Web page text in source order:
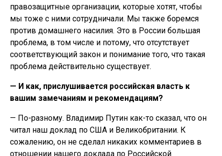
правозащитные организации, которые хотят, чтобы
мы тоже с ними сотрудничали. Мы также боремся
против домашнего насилия. Это в России большая
проблема, в том числе и потому, что отсутствует
соответствующий закон и понимание того, что такая
проблема действительно существует.
— И как, прислушивается российская власть к
вашим замечаниям и рекомендациям?
— По-разному. Владимир Путин как-то сказал, что он
читал наш доклад по США и Великобритании. К
сожалению, он не сделал никаких комментариев в
отношении нашего доклада по Российской